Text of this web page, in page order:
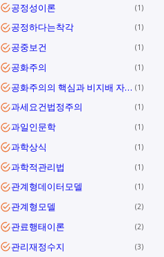
공정성이론 1
공정하다는착각 1
공중보건 1
공화주의 1
공화주의의 핵심과 비지배 자유를 통해 대한민국 민주공화국의 의미와 과제를 정리합니다. 1
과세요건법정주의 1
과일인문학 1
과학상식 1
과학적관리법 1
관계형데이터모델 1
관계형모델 2
관료행태이론 2
관리재정수지 3